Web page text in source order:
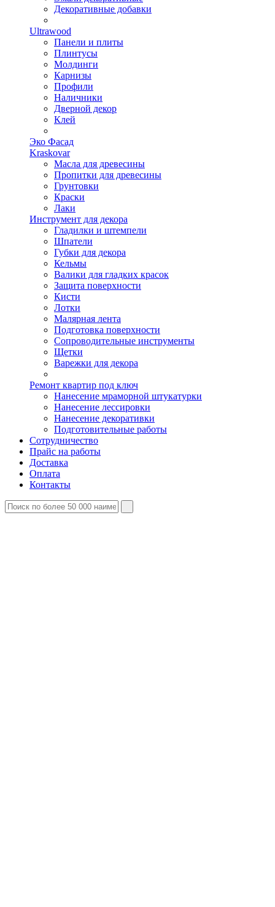
Декоративные добавки
Ultrawood
Панели и плиты
Плинтусы
Молдинги
Карнизы
Профили
Наличники
Дверной декор
Клей
Эко Фасад
Kraskovar
Масла для древесины
Пропитки для древесины
Грунтовки
Краски
Лаки
Инструмент для декора
Гладилки и штемпели
Шпатели
Губки для декора
Кельмы
Валики для гладких красок
Защита поверхности
Кисти
Лотки
Малярная лента
Подготовка поверхности
Сопроводительные инструменты
Щетки
Варежки для декора
Ремонт квартир под ключ
Нанесение мраморной штукатурки
Нанесение лессировки
Нанесение декоративки
Подготовительные работы
Сотрудничество
Прайс на работы
Доставка
Оплата
Контакты